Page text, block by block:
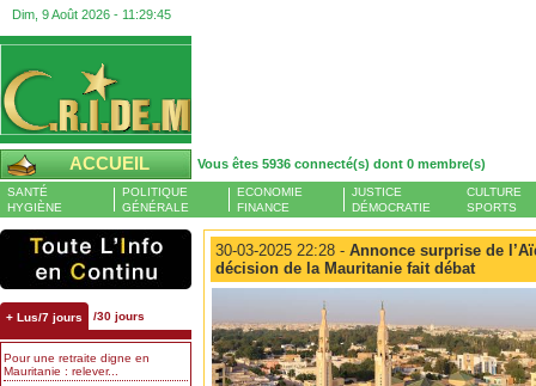
Dim, 9 Août 2026 - 11:29:45
ACCUEIL Vous êtes 5936 connecté(s) dont 0 membre(s)
SANTÉ
HYGIÈNE
POLITIQUE
GÉNÉRALE
ECONOMIE
FINANCE
JUSTICE
DÉMOCRATIE
CULTURE
SPORTS
+ Lus/7 jours /30 jours
Pour une retraite digne en
Mauritanie : relever...
30-03-2025 22:28 - Annonce surprise de
décision de la Mauritanie fait débat